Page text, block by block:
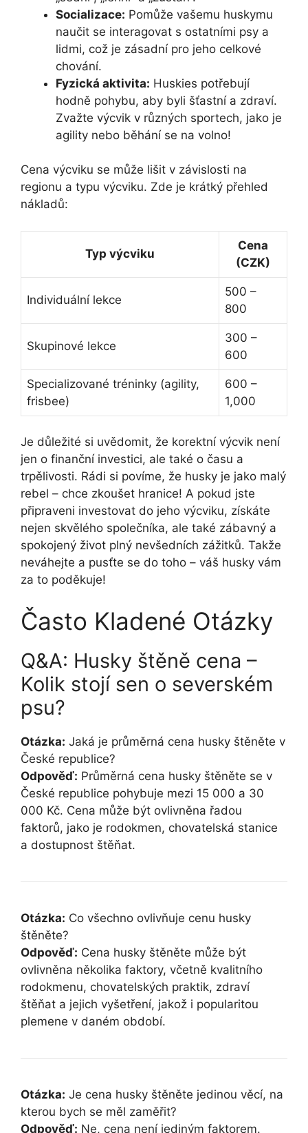
Socializace: Pomůže vašemu huskymu
naučit se interagovat s ostatními psy a
lidmi, což je zásadní pro jeho celkové
chování.
Fyzická aktivita: Huskies potřebují
hodně pohybu, aby byli šťastní a zdraví.
Zvažte výcvik v různých sportech, jako je
agility nebo běhání se na volno!
Cena výcviku se může lišit v závislosti na
regionu a typu výcviku. Zde je krátký přehled
nákladů:
Typ výcviku
Cena
(CZK)
Individuální lekce
500 –
800
Skupinové lekce
300 –
600
Specializované tréninky (agility,
frisbee)
600 –
1,000
Je důležité si uvědomit, že korektní výcvik není
jen o finanční investici, ale také o času a
trpělivosti. Rádi si povíme, že husky je jako malý
rebel – chce zkoušet hranice! A pokud jste
připraveni investovat do jeho výcviku, získáte
nejen skvělého společníka, ale také zábavný a
spokojený život plný nevšedních zážitků. Takže
neváhejte a pusťte se do toho – váš husky vám
za to poděkuje!
Často Kladené Otázky
Q&A: Husky štěně cena –
Kolik stojí sen o severském
psu?
Otázka: Jaká je průměrná cena husky štěněte v
České republice?
Odpověď: Průměrná cena husky štěněte se v
České republice pohybuje mezi 15 000 a 30
000 Kč. Cena může být ovlivněna řadou
faktorů, jako je rodokmen, chovatelská stanice
a dostupnost štěňat.
Otázka: Co všechno ovlivňuje cenu husky
štěněte?
Odpověď: Cena husky štěněte může být
ovlivněna několika faktory, včetně kvalitního
rodokmenu, chovatelských praktik, zdraví
štěňat a jejich vyšetření, jakož i popularitou
plemene v daném období.
Otázka: Je cena husky štěněte jedinou věcí, na
kterou bych se měl zaměřit?
Odpověď: Ne, cena není jediným faktorem.